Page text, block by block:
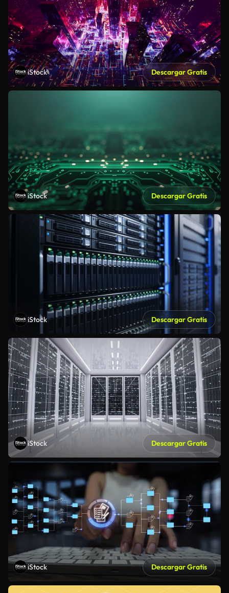
iStock Descargar Gratis
iStock Descargar Gratis
iStock Descargar Gratis
iStock Descargar Gratis
iStock Descargar Gratis